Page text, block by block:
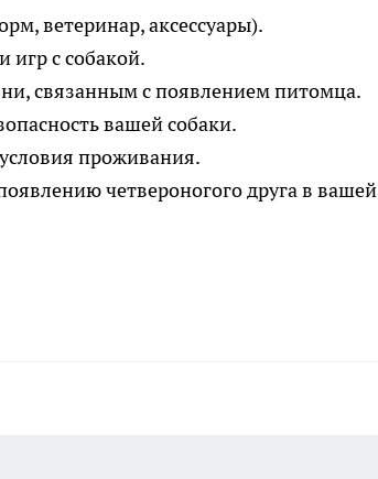
ветеринар, аксессуары).
игр с собакой.
связанным с появлением питомца.
вашей собаки.
проживания.
четвероногого друга в вашей